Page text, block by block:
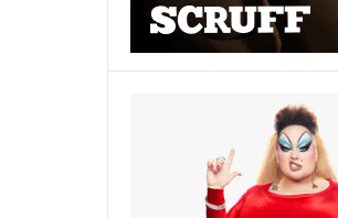
vida a
York